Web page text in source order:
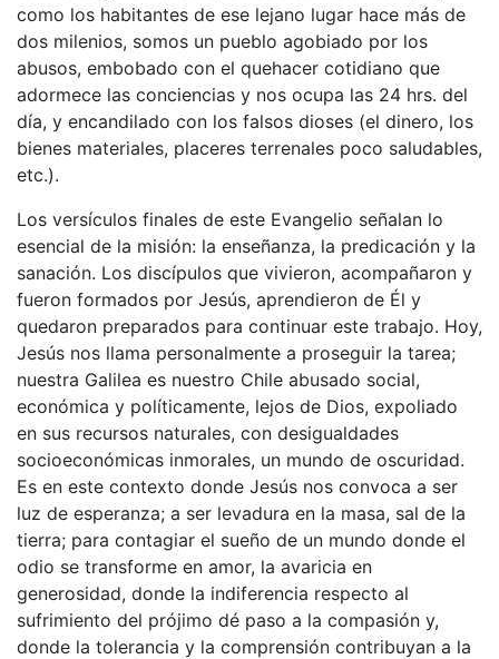
como los habitantes de ese lejano lugar hace más de
dos milenios, somos un pueblo agobiado por los
abusos, embobado con el quehacer cotidiano que
adormece las conciencias y nos ocupa las 24 hrs. del
día, y encandilado con los falsos dioses (el dinero, los
bienes materiales, placeres terrenales poco saludables,
etc.).
Los versículos finales de este Evangelio señalan lo
esencial de la misión: la enseñanza, la predicación y la
sanación. Los discípulos que vivieron, acompañaron y
fueron formados por Jesús, aprendieron de Él y
quedaron preparados para continuar este trabajo. Hoy,
Jesús nos llama personalmente a proseguir la tarea;
nuestra Galilea es nuestro Chile abusado social,
económica y políticamente, lejos de Dios, expoliado
en sus recursos naturales, con desigualdades
socioeconómicas inmorales, un mundo de oscuridad.
Es en este contexto donde Jesús nos convoca a ser
luz de esperanza; a ser levadura en la masa, sal de la
tierra; para contagiar el sueño de un mundo donde el
odio se transforme en amor, la avaricia en
generosidad, donde la indiferencia respecto al
sufrimiento del prójimo dé paso a la compasión y,
donde la tolerancia y la comprensión contribuyan a la